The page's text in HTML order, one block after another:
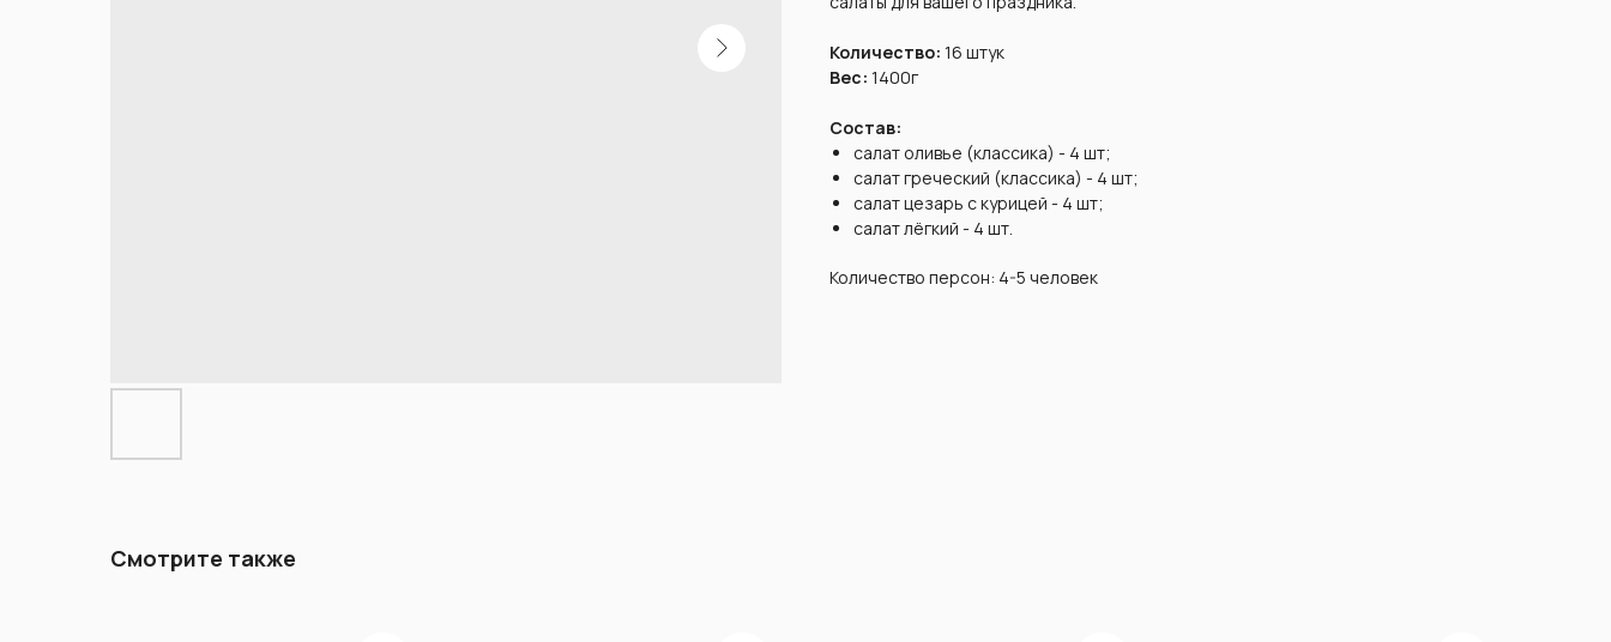
Количество: 16 штук
Вес: 1400г
Состав:
салат оливье (классика) - 4 шт;
салат греческий (классика) - 4 шт;
салат цезарь с курицей - 4 шт;
салат лёгкий - 4 шт.
Количество персон: 4-5 человек
Смотрите также